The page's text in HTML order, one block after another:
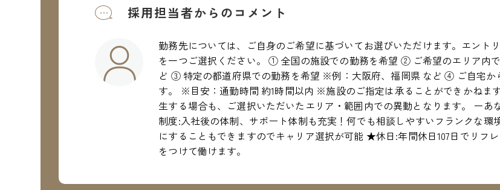
採用担当者からのコメント
勤務先については、ご自身のご希望に基づいてお選びいただけます。エント
を一つご選択ください。 ① 全国の施設での勤務を希望 ② ご希望のエリア内
ど ③ 特定の都道府県での勤務を希望 ※例：大阪府、福岡県 など ④ ご自宅か
す。 ※目安：通勤時間 約1時間以内 ※施設のご指定は承ることができかね
生する場合も、ご選択いただいたエリア・範囲内での異動となります。 ー
制度:入社後の体制、サポート体制も充実！何でも相談しやすいフランクな
にすることもできますのでキャリア選択が可能 ★休日:年間休日107日でリフ
をつけて働けます。